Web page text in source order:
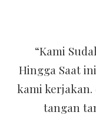
“Kami
Hingga Saat
kami
tangan